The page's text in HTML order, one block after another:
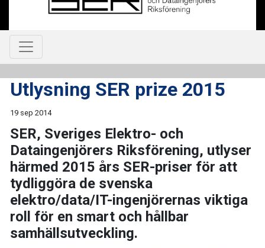
Utlysning SER prize 2015
19 sep 2014
SER, Sveriges Elektro- och
Dataingenjörers Riksförening, utlyser
härmed 2015 års SER-priser för att
tydliggöra de svenska
elektro/data/IT-ingenjörernas viktiga
roll för en smart och hållbar
samhällsutveckling.